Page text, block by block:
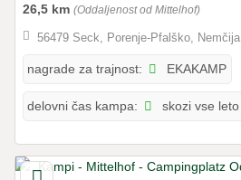
26,5 km (Oddaljenost od Mittelhof)
56479 Seck, Porenje-Pfalško, Nemčija
nagrade za trajnost: EKAKAMP
delovni čas kampa: skozi vse leto